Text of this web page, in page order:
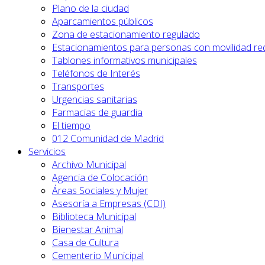
Plano de la ciudad
Aparcamientos públicos
Zona de estacionamiento regulado
Estacionamientos para personas con movilidad
Tablones informativos municipales
Teléfonos de Interés
Transportes
Urgencias sanitarias
Farmacias de guardia
El tiempo
012 Comunidad de Madrid
Servicios
Archivo Municipal
Agencia de Colocación
Áreas Sociales y Mujer
Asesoría a Empresas (CDI)
Biblioteca Municipal
Bienestar Animal
Casa de Cultura
Cementerio Municipal